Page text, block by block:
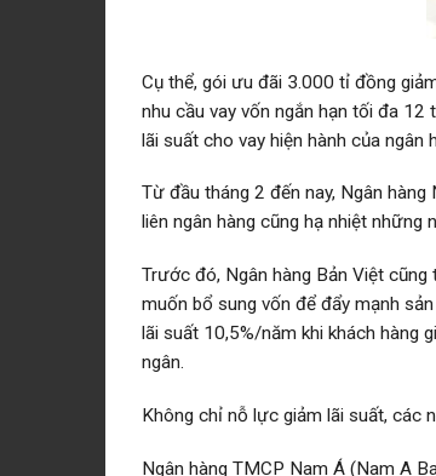
Cụ thể, gói ưu đãi 3.000 tỉ đồng
nhu cầu vay vốn ngắn hạn tối đa
lãi suất cho vay hiện hành của ngân
Từ đầu tháng 2 đến nay, Ngân
liên ngân hàng cũng hạ nhiệt
Trước đó, Ngân hàng Bản Việt
muốn bổ sung vốn để đẩy mạnh
lãi suất 10,5%/năm khi khách
ngân.
Không chỉ nỗ lực giảm lãi suất, các
Ngân hàng TMCP Nam Á (Nam A